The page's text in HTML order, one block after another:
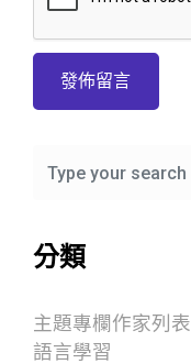
分類
主題專欄作家列表
語言學習